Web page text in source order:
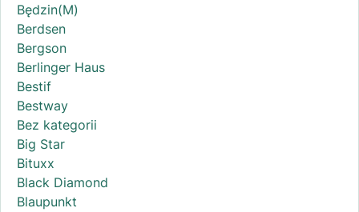
Będzin(M)
Berdsen
Bergson
Berlinger Haus
Bestif
Bestway
Bez kategorii
Big Star
Bituxx
Black Diamond
Blaupunkt